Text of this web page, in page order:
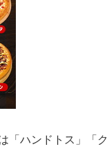
「ハンドトス」「ク